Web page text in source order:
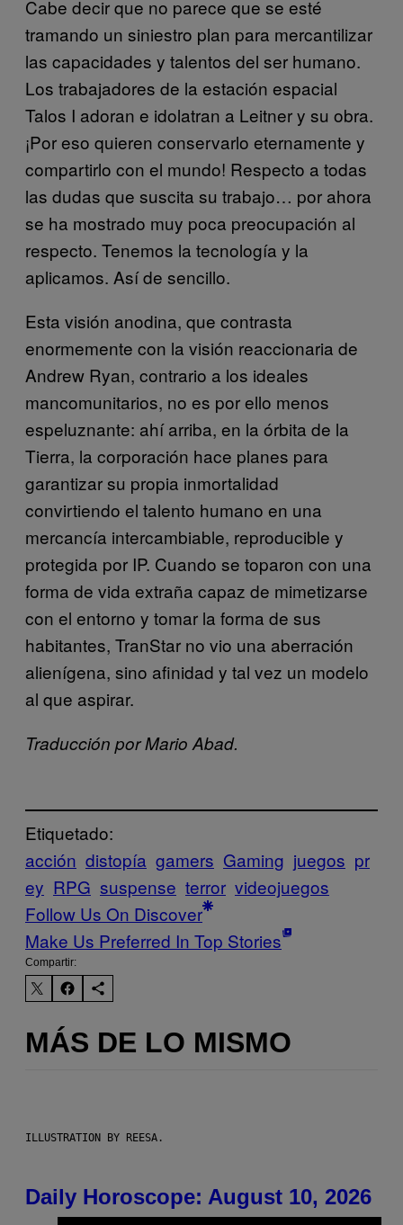
Cabe decir que no parece que se esté
tramando un siniestro plan para mercantilizar
las capacidades y talentos del ser humano.
Los trabajadores de la estación espacial
Talos I adoran e idolatran a Leitner y su obra.
¡Por eso quieren conservarlo eternamente y
compartirlo con el mundo! Respecto a todas
las dudas que suscita su trabajo… por ahora
se ha mostrado muy poca preocupación al
respecto. Tenemos la tecnología y la
aplicamos. Así de sencillo.
Esta visión anodina, que contrasta
enormemente con la visión reaccionaria de
Andrew Ryan, contrario a los ideales
mancomunitarios, no es por ello menos
espeluznante: ahí arriba, en la órbita de la
Tierra, la corporación hace planes para
garantizar su propia inmortalidad
convirtiendo el talento humano en una
mercancía intercambiable, reproducible y
protegida por IP. Cuando se toparon con una
forma de vida extraña capaz de mimetizarse
con el entorno y tomar la forma de sus
habitantes, TranStar no vio una aberración
alienígena, sino afinidad y tal vez un modelo
al que aspirar.
Traducción por Mario Abad.
Etiquetado:
acción distopía gamers Gaming juegos pr
ey RPG suspense terror videojuegos
Follow Us On Discover
Make Us Preferred In Top Stories
Compartir:
MÁS DE LO MISMO
ILLUSTRATION BY REESA.
Daily Horoscope: August 10, 2026